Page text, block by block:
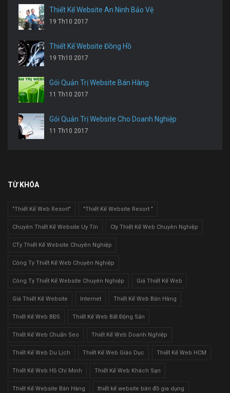
Thiết Kế Website An Ninh Bảo Vệ
19 Th10 2017
Thiết Kế Website Đồng Hồ
19 Th10 2017
Gói Quản Trị Website Bán Hàng
11 Th10 2017
Gói Quản Trị Website Cho Doanh Nghiệp
11 Th10 2017
TỪ KHÓA
"Thiết Kế Web Resort" "Thiết Kế Website Resort "
Chuyên Thiết Kế Website Uy Tín Cty Thiết Kế Web Chuyên Nghiệp
CTy Thiết Kế Website Chuyên Nghiệp
Công Ty Thiết Kế Web Chuyên Nghiệp
Công Ty Thiết Kế Website Chuyên Nghiệp Giá Thiết Kế Web
Giá Thiết Kế Website Internet Thiết Kế Web Bán Hàng
Thiết Kế Web BĐS Thiết Kế Web Bất Động Sản
Thiết Kế Web Chuẩn Seo Thiết Kế Web Doanh Nghiệp
Thiết Kế Web Du Lịch Thiết Kế Web Giáo Dục Thiết Kế Web HCM
Thiết Kế Web Hồ Chí Minh Thiết Kế Web Khách Sạn
Thiết Kế Website Bán Hàng thiết kế website bán đồ gia dụng